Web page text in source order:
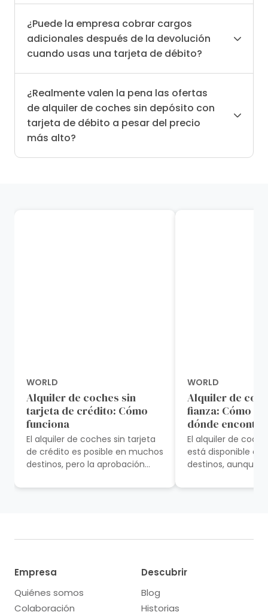
¿Puede la empresa cobrar cargos
adicionales después de la devolución
cuando usas una tarjeta de débito?
¿Realmente valen la pena las ofertas
de alquiler de coches sin depósito con
tarjeta de débito a pesar del precio
más alto?
WORLD
Alquiler de coches sin
tarjeta de crédito: Cómo
funciona
El alquiler de coches sin tarjeta
de crédito es posible en muchos
destinos, pero la aprobación
alquiler, de las condiciones de...
WORLD
Alquiler de
fianza: Cómo
dónde
El alquiler de
está disponible en
destinos, aunque
según la empresa
Empresa
Quiénes somos
Colaboración
Descubrir
Blog
Historias